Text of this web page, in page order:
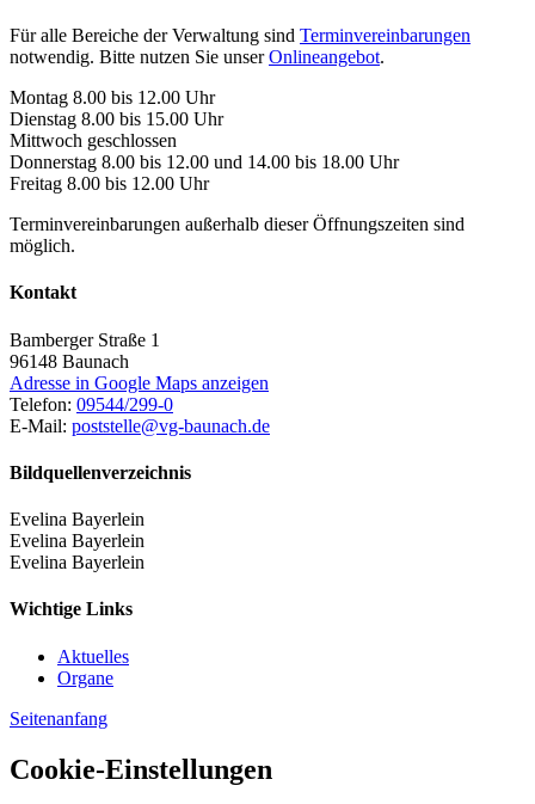
Für alle Bereiche der Verwaltung sind Terminvereinbarungen
notwendig. Bitte nutzen Sie unserOnlineangebot.
Montag 8.00 bis 12.00 Uhr
Dienstag 8.00 bis 15.00 Uhr
Mittwoch geschlossen
Donnerstag 8.00 bis 12.00 und 14.00 bis 18.00 Uhr
Freitag 8.00 bis 12.00 Uhr
Terminvereinbarungen außerhalb dieser Öffnungszeiten sind
möglich.
Kontakt
Bamberger Straße 1
96148 Baunach
Adresse in Google Maps anzeigen
Telefon: 09544/299-0
E-Mail: poststelle@vg-baunach.de
Bildquellenverzeichnis
Evelina Bayerlein
Evelina Bayerlein
Evelina Bayerlein
Wichtige Links
Aktuelles
Organe
Seitenanfang
Cookie-Einstellungen